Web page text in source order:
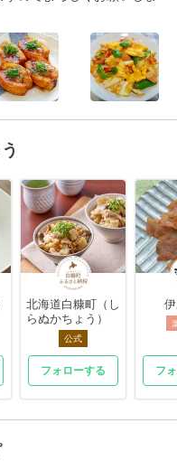
北海道白糠町（し
らぬかちょう）
公式
フォローする フ